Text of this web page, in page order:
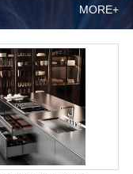
MORE+